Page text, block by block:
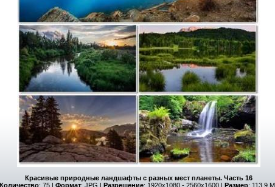
Красивые природные ландшафты с разных мест планеты. Часть 16
Количество: 75 | Формат: JPG | Разрешение: 1920x1080 - 2560x1600 | Размер: 113.9